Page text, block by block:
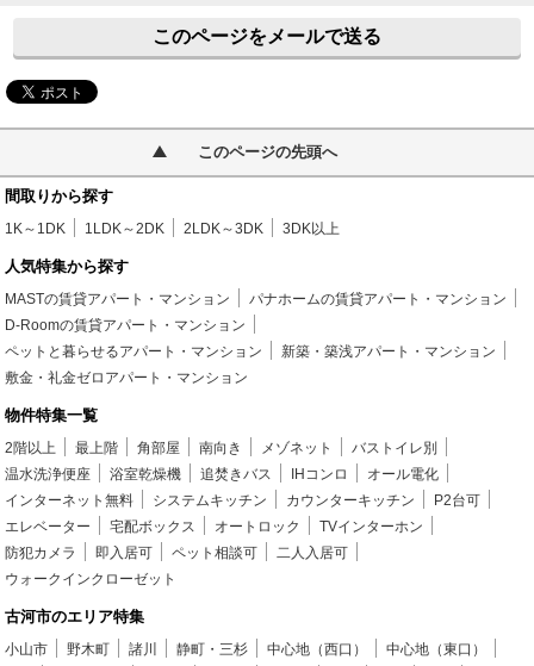
このページをメールで送る
このページの先頭へ
間取りから探す
1K～1DK 1LDK～2DK 2LDK～3DK 3DK以上
人気特集から探す
MASTの賃貸アパート・マンション
パナホームの賃貸アパート・マンション
D-Roomの賃貸アパート・マンション
ペットと暮らせるアパート・マンション
新築・築浅アパート・マンション
敷金・礼金ゼロアパート・マンション
物件特集一覧
2階以上 最上階 角部屋 南向き メゾネット
バストイレ別
温水洗浄便座
浴室乾燥機 追焚きバス IHコンロ
オール電化
インターネット無料
システムキッチン カウンターキッチン
P2台可
エレベーター
宅配ボックス オートロック
TVインターホン
防犯カメラ
即入居可 ペット相談可
二人入居可
ウォークインクローゼット
古河市のエリア特集
小山市 野木町 諸川 静町・三杉 中心地（西口）
中心地（東口）